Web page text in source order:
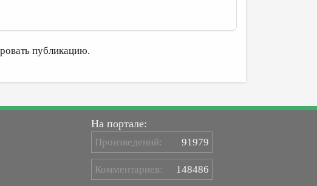
публикацию.
На портале:
Произведений: 91979
Комментариев: 148486